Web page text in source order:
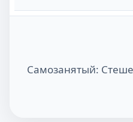
Самозанятый: